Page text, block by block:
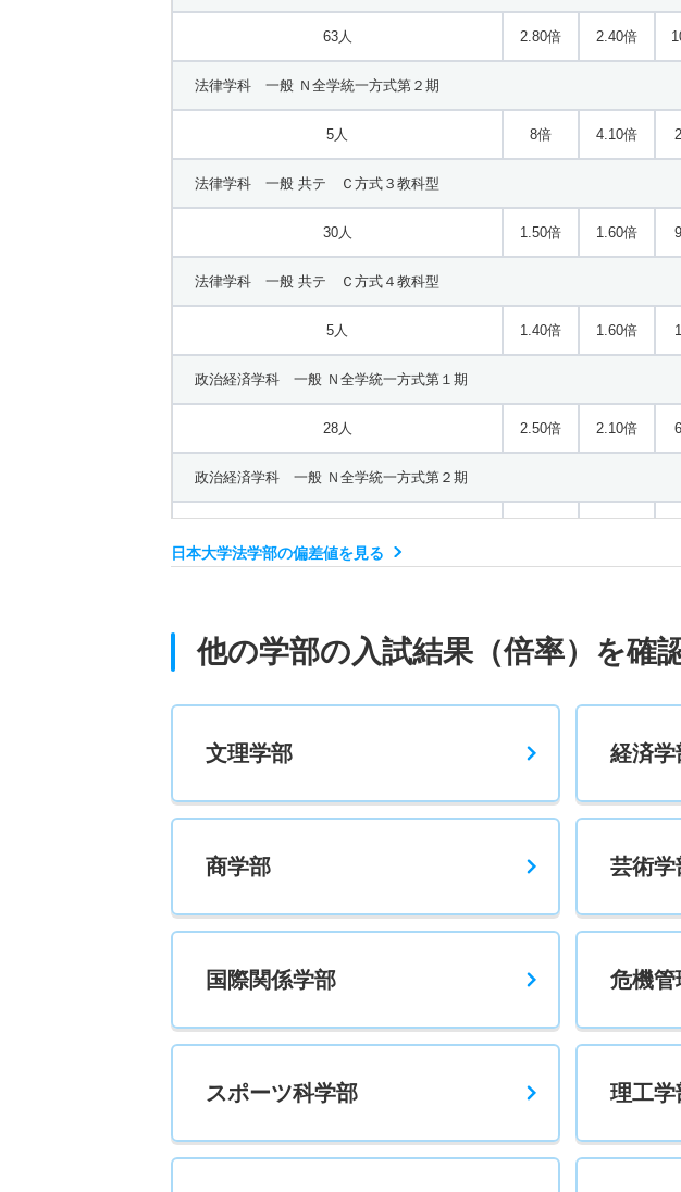
63人 2.80倍 2.40倍
法律学科 一般 Ｎ全学統一方式第２期
5人 8倍 4.10倍
法律学科 一般 共テ Ｃ方式３教科型
30人 1.50倍 1.60倍
法律学科 一般 共テ Ｃ方式４教科型
5人 1.40倍 1.60倍
政治経済学科 一般 Ｎ全学統一方式第１期
28人 2.50倍 2.10倍
政治経済学科 一般 Ｎ全学統一方式第２期
政治経済学科 一般 共テ Ｃ方式４教科型
13人 2.30倍 2.10倍
新聞学科 一般 Ｎ全学統一方式第２期
5人 2.70倍 2.20倍
新聞学科 一般 共テ Ｃ方式３教科型
経営法学科 一般 Ｎ全学統一方式第１期
日本大学法学部の偏差値を見る
他の学部の入試結果（倍率）を確
文理学部 経済学
商学部 芸術学
国際関係学部 危機
スポーツ科学部 理工学